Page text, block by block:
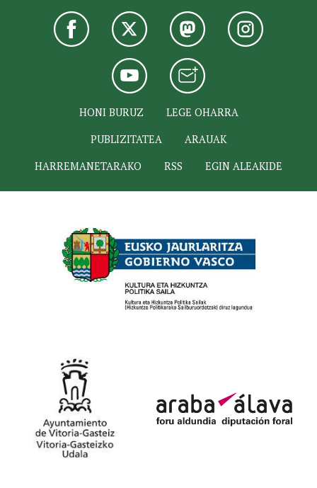
HONI BURUZ
LEGE OHARRA
PUBLIZITATEA
ARAUAK
HARREMANETARAKO
RSS EGIN ALEAKIDE